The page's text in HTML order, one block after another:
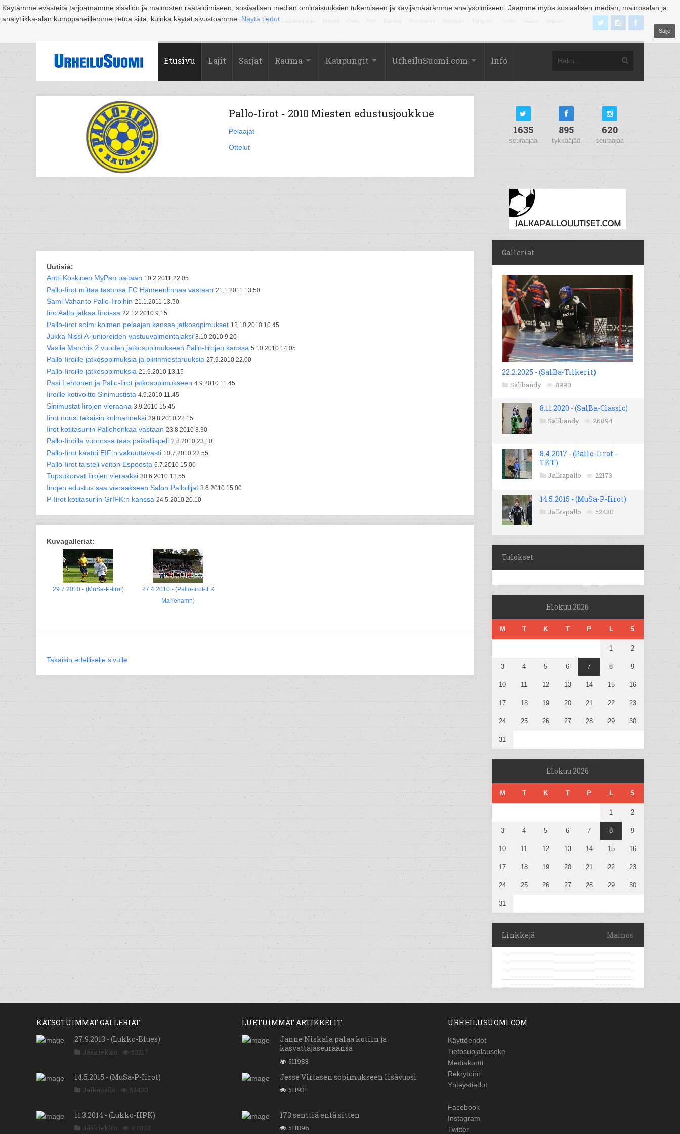
Käytämme evästeitä tarjoamamme sisällön ja mainosten räätälöimiseen, sosiaalisen median ominaisuuksien tukemiseen ja kävijämäärämme analysoimiseen. Jaamme myös sosiaalisen median, mainosalan ja
analytiikka-alan kumppaneillemme tietoa siitä, kuinka käytät sivustoamme. Näytä tiedot
Sulje
Suomi Espoo Helsinki Hämeenlinna Joensuu Jyväskylä Kouvola Kuopio Lahti
Etusivu Lajit Sarjat Rauma Kaupungit UrheiluSuomi.com Info
Pallo-Iirot - 2010 Miesten edustusjoukkue
Pelaajat
Ottelut
Uutisia:
Antti Koskinen MyPan paitaan 10.2.2011 22.05
Pallo-Iirot mittaa tasonsa FC Hämeenlinnaa vastaan 21.1.2011 13.50
Sami Vahanto Pallo-Iiroihin 21.1.2011 13.50
Iiro Aalto jatkaa Iiroissa 22.12.2010 9.15
Pallo-Iirot solmi kolmen pelaajan kanssa jatkosopimukset 12.10.2010 10.45
Jukka Nissi A-junioreiden vastuuvalmentajaksi 8.10.2010 9.20
Vasile Marchis 2 vuoden jatkosopimukseen Pallo-Iirojen kanssa 5.10.2010 14.05
Pallo-Iiroille jatkosopimuksia ja piirinmestaruuksia 27.9.2010 22.00
Pallo-Iiroille jatkosopimuksia 21.9.2010 13.15
Pasi Lehtonen ja Pallo-Iirot jatkosopimukseen 4.9.2010 11.45
Iiroille kotivoitto Sinimustista 4.9.2010 11.45
Sinimustat Iirojen vieraana 3.9.2010 15.45
Iirot nousi takaisin kolmanneksi 29.8.2010 22.15
Iirot kotitasuriin Pallohonkaa vastaan 23.8.2010 8.30
Pallo-Iiroilla vuorossa taas paikallispeli 2.8.2010 23.10
Pallo-Iirot kaatoi EIF:n vakuuttavasti 10.7.2010 22.55
Pallo-Iirot taisteli voiton Espoosta 6.7.2010 15.00
Tupsukorvat Iirojen vieraaksi 30.6.2010 13.55
Iirojen edustus saa vieraakseen Salon Palloilijat 8.6.2010 15.00
P-Iirot kotitasuriin GrIFK:n kanssa 24.5.2010 20.10
Kuvagalleriat:
29.7.2010 - (MuSa-P-Iirot)
27.4.2010 - (Pallo-Iirot-IFK
Mariehamn)
Takaisin edelliselle sivulle
1635
seuraajaa
895
tykkääjää
620
seuraajaa
Galleriat
22.2.2025 - (SalBa-Tiikerit)
Salibandy 8990
8.11.2020 - (SalBa-Classic)
Salibandy 26894
8.4.2017 - (Pallo-Iirot -
TKT)
Jalkapallo 22173
14.5.2015 - (MuSa-P-Iirot)
Jalkapallo 52430
Tulokset
Elokuu 2026
M T K T P L S
1 2
3 4 5 6 7 8 9
10 11 12 13 14 15 16
17 18 19 20 21 22 23
24 25 26 27 28 29 30
31
Elokuu 2026
M T K T P L S
1 2
3 4 5 6 7 8 9
10 11 12 13 14 15 16
17 18 19 20 21 22 23
24 25 26 27 28 29 30
31
Linkkejä Mainos
KATSOTUIMMAT GALLERIAT
27.9.2013 - (Lukko-Blues)
Jääkiekko 53217
14.5.2015 - (MuSa-P-Iirot)
Jalkapallo 52430
11.3.2014 - (Lukko-HPK)
Jääkiekko 47073
LUETUIMMAT ARTIKKELIT
Janne Niskala palaa kotiin ja
kasvattajaseuraansa
511983
Jesse Virtasen sopimukseen lisävuosi
511931
173 senttiä entä sitten
511896
URHEILUSUOMI.COM
Käyttöehdot
Tietosuojalauseke
Mediakortti
Rekrytointi
Yhteystiedot
Facebook
Instagram
Twitter